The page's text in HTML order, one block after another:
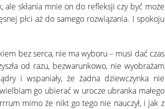
ale skłania mnie on do refleksji czy być może
płci aż do samego rozwiązania. I spokoju
bez serca, nie ma wyboru – musi dać czas
od razu, bezwarunkowo, nie wyobrażam
i wspaniały, że żadna dziewczynka nie
go ubierać w urocze ubranka małego
mimo że nikt go tego nie nauczył, i jak z